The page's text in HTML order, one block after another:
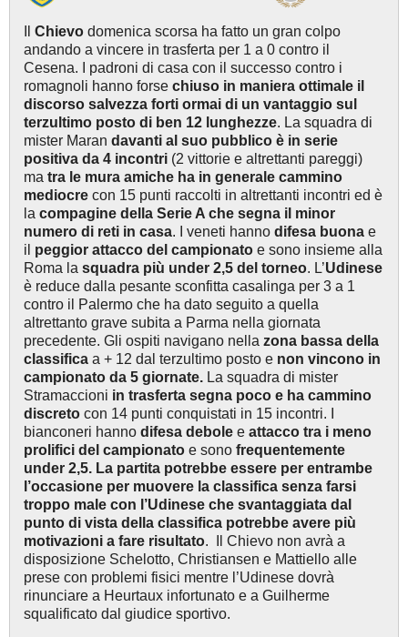
Chievo domenica scorsa ha fatto un gran colpo
andando a vincere in trasferta per 1 a 0 contro il
Cesena. I padroni di casa con il successo contro i
romagnoli hanno forse chiuso in maniera ottimale il
discorso salvezza forti ormai di un vantaggio sul
terzultimo posto di ben 12 lunghezze. La squadra di
mister Maran davanti al suo pubblico è in serie
positiva da 4 incontri (2 vittorie e altrettanti pareggi)
ma tra le mura amiche ha in generale cammino
mediocre con 15 punti raccolti in altrettanti incontri ed è
la compagine della Serie A che segna il minor
numero di reti in casa. I veneti hanno difesa buona e
il peggior attacco del campionato e sono insieme alla
Roma la squadra più under 2,5 del torneo. L’Udinese
è reduce dalla pesante sconfitta casalinga per 3 a 1
contro il Palermo che ha dato seguito a quella
altrettanto grave subita a Parma nella giornata
precedente. Gli ospiti navigano nella zona bassa della
classifica a + 12 dal terzultimo posto e non vincono in
campionato da 5 giornate. La squadra di mister
Stramaccioni in trasferta segna poco e ha cammino
discreto con 14 punti conquistati in 15 incontri. I
bianconeri hanno difesa debole e attacco tra i meno
prolifici del campionato e sono frequentemente
under 2,5. La partita potrebbe essere per entrambe
l’occasione per muovere la classifica senza farsi
troppo male con l’Udinese che svantaggiata dal
punto di vista della classifica potrebbe avere più
motivazioni a fare risultato. Il Chievo non avrà a
disposizione Schelotto, Christiansen e Mattiello alle
prese con problemi fisici mentre l’Udinese dovrà
rinunciare a Heurtaux infortunato e a Guilherme
squalificato dal giudice sportivo.